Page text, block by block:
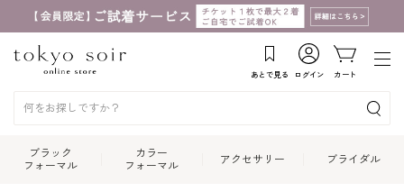
あとで見る ログイン カート
ブラック
フォーマル
カラー
フォーマル
アクセサリー ブライダル